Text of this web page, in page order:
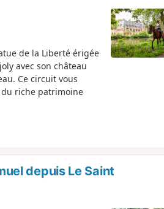
de la Liberté érigée
avec son château
Ce circuit vous
riche patrimoine
depuis Le Saint